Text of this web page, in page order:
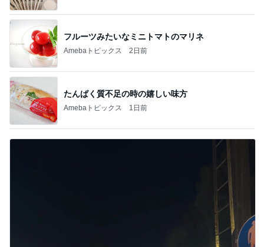
フルーツみたいなミニトマトのマリネ
Amebaトピックス 2日前
たんぱく質不足の時の嬉しい味方
Amebaトピックス 1日前